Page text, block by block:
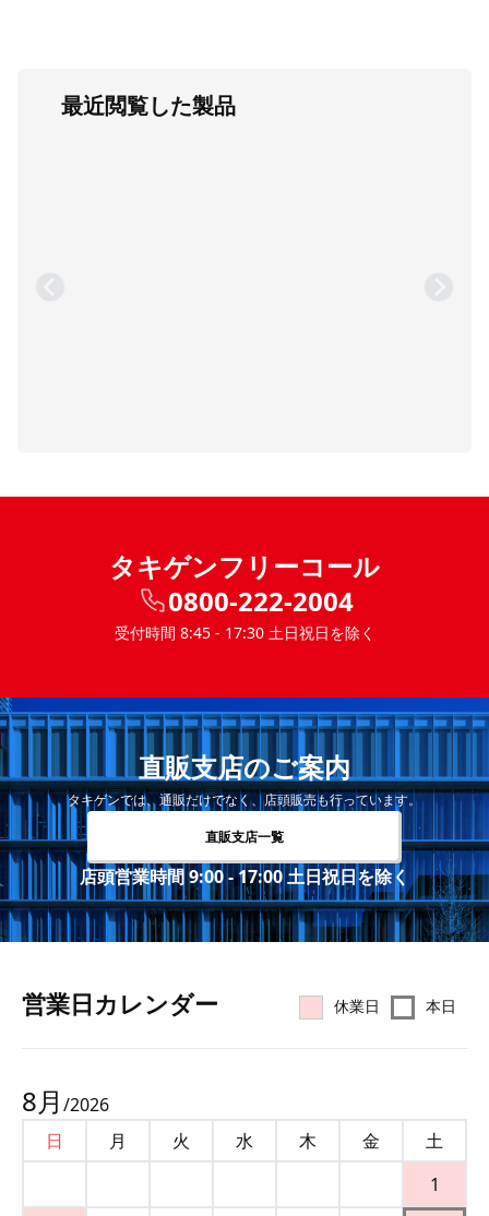
最近閲覧した製品
タキゲンフリーコール
0800-222-2004
受付時間 8:45 - 17:30 土日祝日を除く
直販支店のご案内
タキゲンでは、通販だけでなく、店頭販売も行っています。
直販支店一覧
店頭営業時間 9:00 - 17:00 土日祝日を除く
営業⽇カレンダー 休業日 本日
8月 /2026
日
月 火 水 木 金
土
1